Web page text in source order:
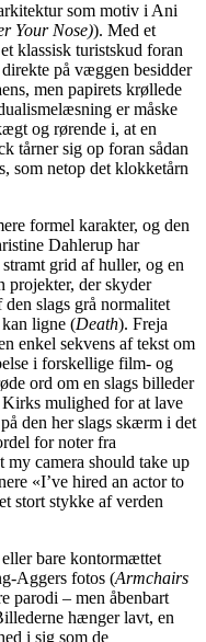
som motiv i Ani
Your Nose)). Med et
klassisk turistskud foran
på væggen besidder
men papirets krøllede
er måske
og rørende i, at en
tårner sig op foran sådan
som netop det klokketårn
formel karakter, og den
Dahlerup har
grid af huller, og en
projekter, der skyder
slags grå normalitet
ligne (Death). Freja
enkel sekvens af tekst om
i forskellige film- og
ord om en slags billeder
mulighed for at lave
den her slags skærm i det
for noter fra
camera should take up
«I’ve hired an actor to
stort stykke af verden
bare kontormættet
Aggers fotos (Armchairs
parodi – men åbenbart
hænger lavt, en
i sig som de